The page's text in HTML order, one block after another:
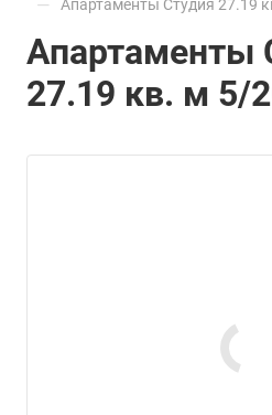
— Апартаменты Студия 27.19
Апартаменты
27.19 кв. м 5/